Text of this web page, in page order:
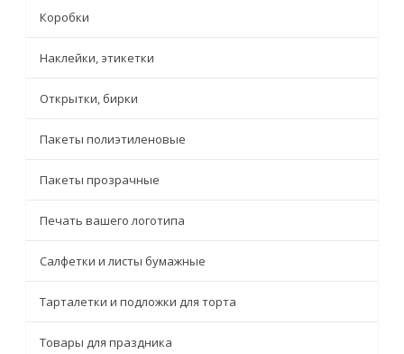
Коробки
Наклейки, этикетки
Открытки, бирки
Пакеты полиэтиленовые
Пакеты прозрачные
Печать вашего логотипа
Салфетки и листы бумажные
Тарталетки и подложки для торта
Товары для праздника